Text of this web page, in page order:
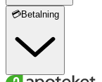
💳Betalning